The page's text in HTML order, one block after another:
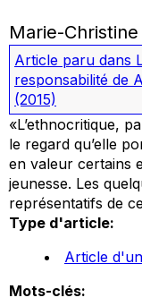
Marie-
Article paru dans
responsabilité de
(2015)
«L’ethnocritique,
le regard qu’elle
en valeur certains
jeunesse. Les
représentatifs de
Type d'article:
Article
Mots-clés: